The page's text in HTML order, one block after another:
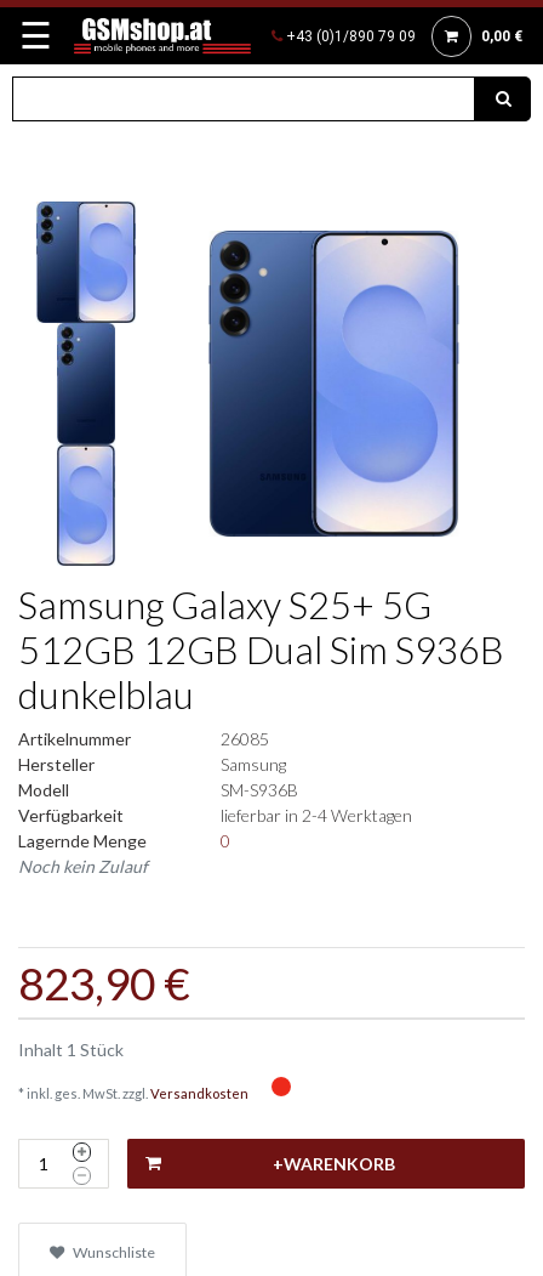
☰ +43 (0)1/890 79 09 0,00 €
Samsung Galaxy S25+ 5G
512GB 12GB Dual Sim S936B
dunkelblau
Artikelnummer
26085
Hersteller
Samsung
Modell
SM-S936B
Verfügbarkeit
lieferbar in 2-4 Werktagen
Lagernde Menge
0
Noch kein Zulauf
823,90 €
Inhalt 1 Stück
* inkl. ges. MwSt. zzgl. Versandkosten
+WARENKORB
Wunschliste